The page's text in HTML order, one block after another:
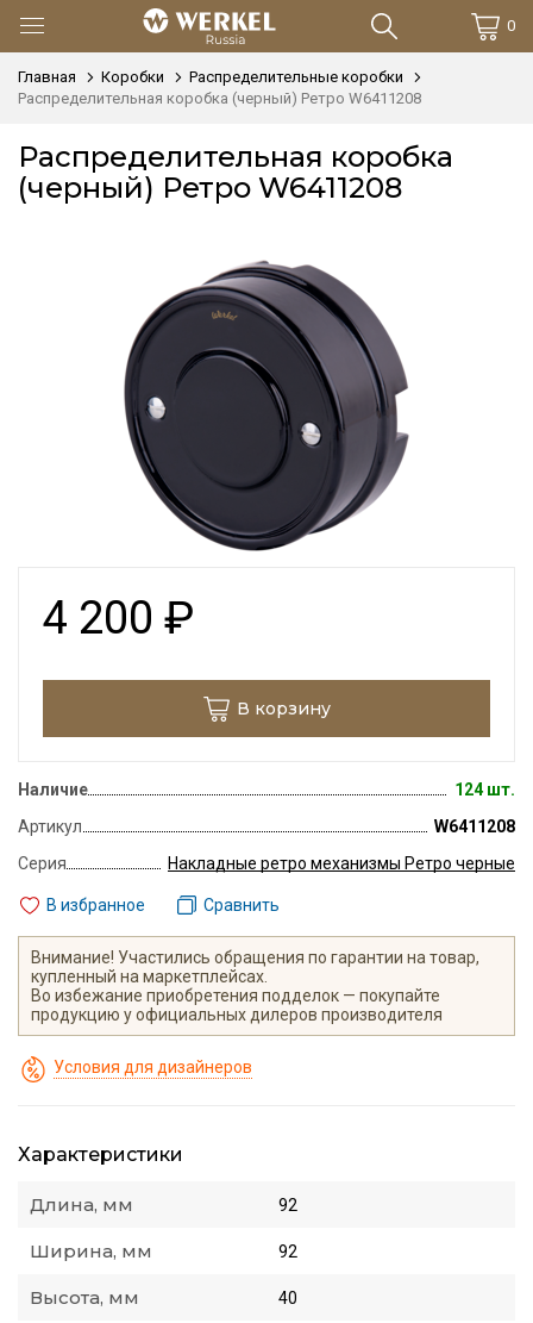
0
Главная Коробки
Распределительные коробки
Распределительная коробка (черный) Ретро W6411208
Распределительная коробка
(черный) Ретро W6411208
4 200 ₽
В корзину
Наличие
124 шт.
Артикул
W6411208
Серия
Накладные ретро механизмы Ретро черные
В избранное Сравнить
Внимание! Участились обращения по гарантии на товар,
купленный на маркетплейсах.
Во избежание приобретения подделок — покупайте
продукцию у официальных дилеров производителя
Условия для дизайнеров
Характеристики
Длина, мм 92
Ширина, мм 92
Высота, мм 40